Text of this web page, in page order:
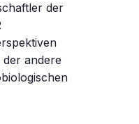
der
andere 